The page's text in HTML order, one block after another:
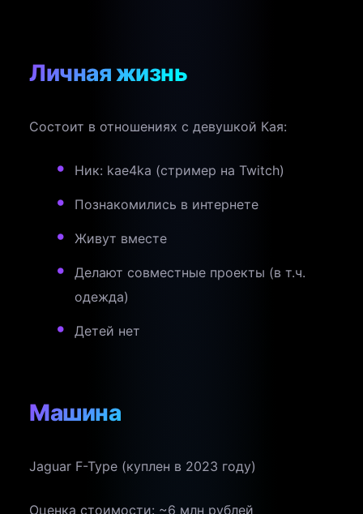
Личная жизнь
Состоит в отношениях с девушкой Кая:
Ник: kae4ka (стример на Twitch)
Познакомились в интернете
Живут вместе
Делают совместные проекты (в т.ч.
одежда)
Детей нет
Машина
Jaguar F-Type (куплен в 2023 году)
Оценка стоимости: ~6 млн рублей